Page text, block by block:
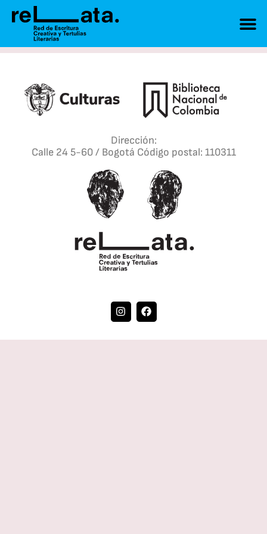
Dirección:
Calle 24 5-60 / Bogotá Código postal: 110311